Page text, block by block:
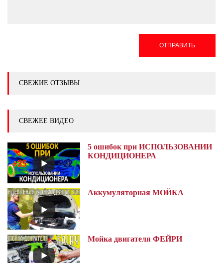
ОТПРАВИТЬ
СВЕЖИЕ ОТЗЫВЫ
СВЕЖЕЕ ВИДЕО
5 ошибок при ИСПОЛЬЗОВАНИИ
КОНДИЦИОНЕРА
Аккумуляторная МОЙКА
Мойка двигателя ФЕЙРИ